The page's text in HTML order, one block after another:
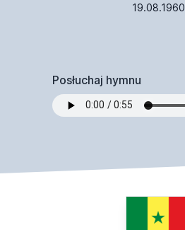
19.08.1960
Posłuchaj hymnu